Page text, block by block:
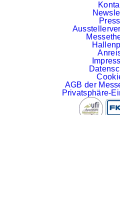
AGB der
Privatsphäre-